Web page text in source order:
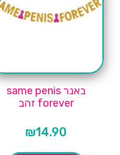
באנר same penis
forever זהב
₪14.90